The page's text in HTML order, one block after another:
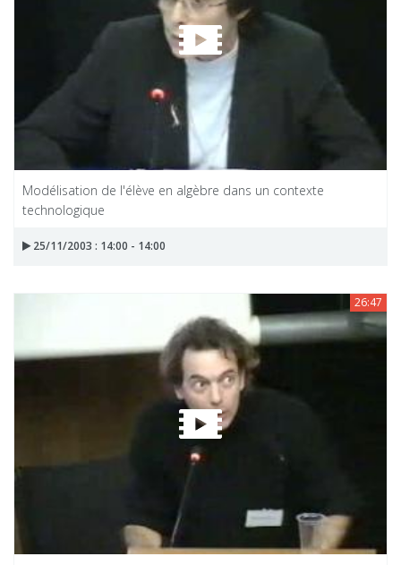
Modélisation de l'élève en algèbre dans un contexte
technologique
25/11/2003 : 14:00 - 14:00
26:47